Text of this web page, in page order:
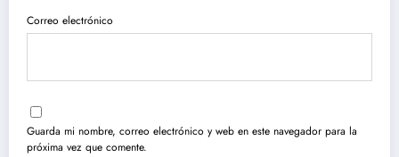
Correo electrónico
Guarda mi nombre, correo electrónico y web en este navegador para la
próxima vez que comente.